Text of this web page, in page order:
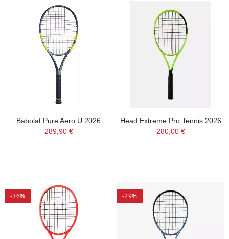
Babolat Pure Aero U 2026
289,90 €
Head Extreme Pro Tennis 2026
280,00 €
-36% -29%